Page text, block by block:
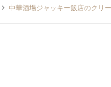
中華酒場ジャッキー飯店のクリ